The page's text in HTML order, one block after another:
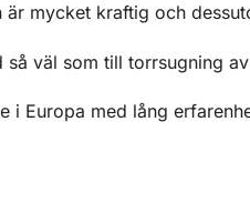
mycket kraftig och
väl som till torrsugning
i Europa med lång